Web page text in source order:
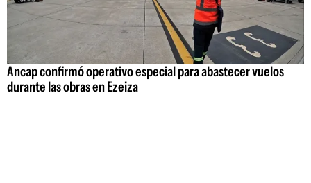
Ancap confirmó operativo especial para abastecer vuelos
durante las obras en Ezeiza